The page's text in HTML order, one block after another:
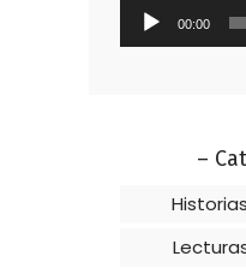
00:00
–